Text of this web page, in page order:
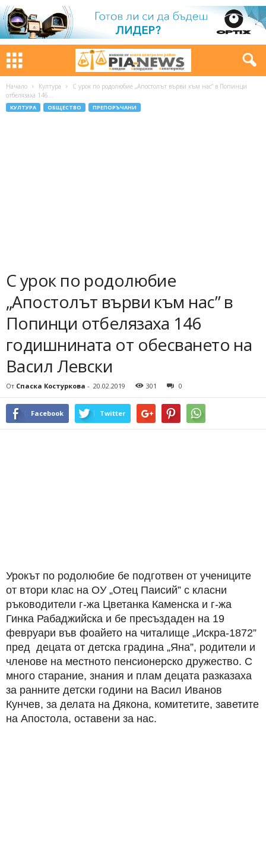
Начало Култура
С урок по родолюбие „Апостолът върви към нас” в Попинци
отбелязаха 146...
КУЛТУРА ОБЩЕСТВО ПРЕПОРЪЧАНИ
С урок по родолюбие
„Апостолът върви към нас” в
Попинци отбелязаха 146
годишнината от обесването на
Васил Левски
От Спаска Костуркова - 20.02.2019 301 0
Facebook Twitter
Урокът по родолюбие бе подготвен от учениците
от втори клас на ОУ „Отец Паисий” с класни
ръководители г-жа Цветанка Каменска и г-жа
Гинка Рабаджийска и бе пресъздаден на 19
февруари във фоайето на читалище „Искра-1872”
пред децата от детска градина „Яна”, родители и
членове на местното пенсионерско дружество. С
много старание, знания и плам децата разказаха
за ранните детски години на Васил Иванов
Кунчев, за делата на Дякона, комитетите, заветите
на Апостола, оставени за нас.